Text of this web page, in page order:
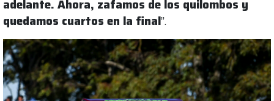
adelante. Ahora, zafamos de los quilombos y
quedamos cuartos en la final”.